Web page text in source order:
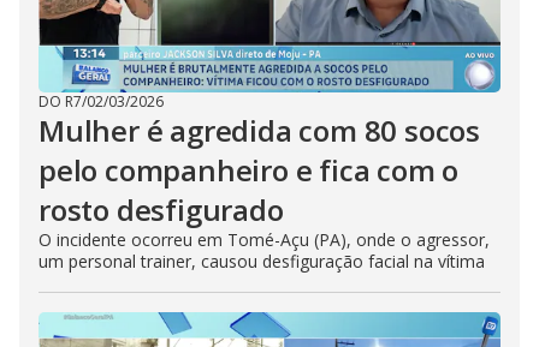
DO R7/02/03/2026
Mulher é agredida com 80 socos
pelo companheiro e fica com o
rosto desfigurado
O incidente ocorreu em Tomé-Açu (PA), onde o agressor,
um personal trainer, causou desfiguração facial na vítima